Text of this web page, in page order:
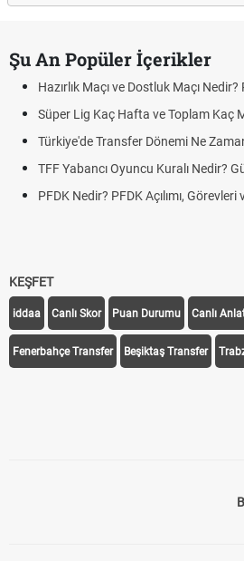
Şu An Popüler İçerikler
Hazırlık Maçı ve Dostluk Maçı
Süper Lig Kaç Hafta ve Toplam Kaç
Türkiye'de Transfer Dönemi Ne
TFF Yabancı Oyuncu Kuralı Nedir?
PFDK Nedir? PFDK Açılımı,
KEŞFET
iddaa Canlı Skor Puan Durumu Canlı
Fenerbahçe Transfer Beşiktaş Transfer